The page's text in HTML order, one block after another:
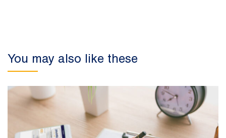
You may also like these